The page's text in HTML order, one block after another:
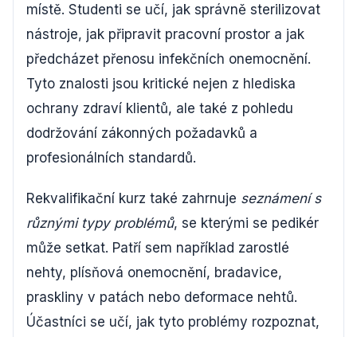
místě. Studenti se učí, jak správně sterilizovat
nástroje, jak připravit pracovní prostor a jak
předcházet přenosu infekčních onemocnění.
Tyto znalosti jsou kritické nejen z hlediska
ochrany zdraví klientů, ale také z pohledu
dodržování zákonných požadavků a
profesionálních standardů.
Rekvalifikační kurz také zahrnuje seznámení s
různými typy problémů, se kterými se pedikér
může setkat. Patří sem například zarostlé
nehty, plísňová onemocnění, bradavice,
praskliny v patách nebo deformace nehtů.
Účastníci se učí, jak tyto problémy rozpoznat,